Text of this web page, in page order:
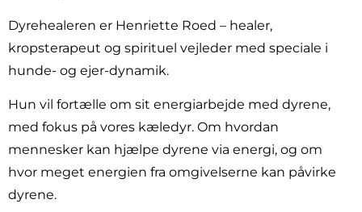
Dyrehealeren er Henriette Roed – healer,
kropsterapeut og spirituel vejleder med speciale i
hunde- og ejer-dynamik.
Hun vil fortælle om sit energiarbejde med dyrene,
med fokus på vores kæledyr. Om hvordan
mennesker kan hjælpe dyrene via energi, og om
hvor meget energien fra omgivelserne kan påvirke
dyrene.